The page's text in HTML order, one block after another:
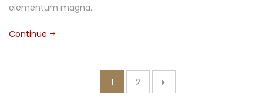
elementum magna…
Continue
Posts
pagination
1 2